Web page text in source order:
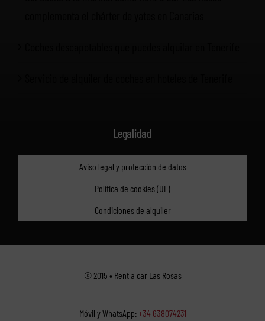
Legalidad
Aviso legal y protección de datos
Política de cookies (UE)
Condiciones de alquiler
© 2015 • Rent a car Las Rosas
Móvil y WhatsApp:+34 638074231